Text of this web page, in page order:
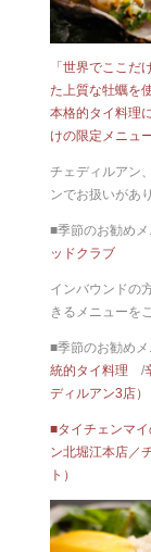
「世界でここだ
た上質な牡蠣を
本格的タイ料理
けの限定メニュ
チェディルア
ンでお扱いがあ
■季節のお勧め
ッドクラブ
インバウンドの
きるメニューを
■季節のお勧め
統的タイ料理 /
ディルアン3店）
■タイチェンマ
ン北堀江本店／
ト）